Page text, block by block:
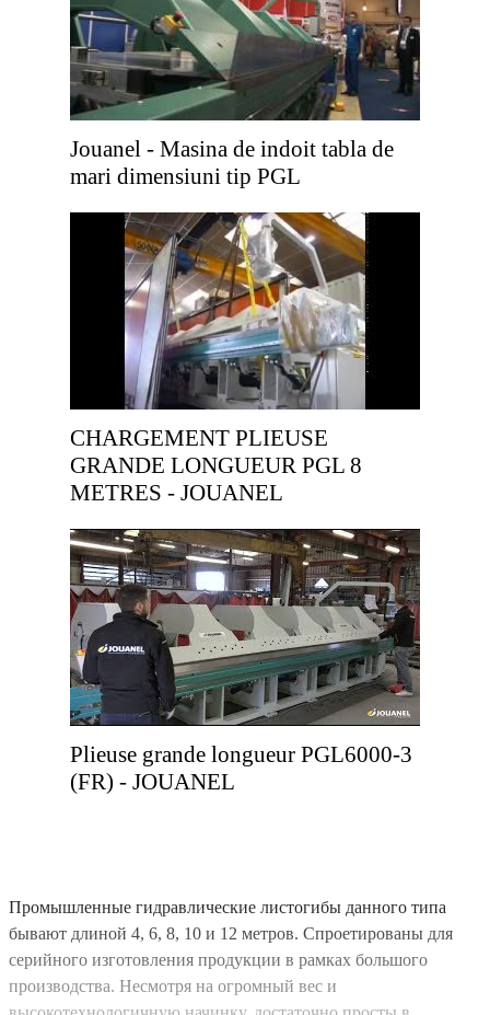
Промышленные гидравлические листогибы данного типа
бывают длиной 4, 6, 8, 10 и 12 метров. Спроетированы для
серийного изготовления продукции в рамках большого
производства. Несмотря на огромный вес и
Jouanel - Masina de indoit tabla de
mari dimensiuni tip PGL
CHARGEMENT PLIEUSE
GRANDE LONGUEUR PGL 8
METRES - JOUANEL
Plieuse grande longueur PGL6000-3
(FR) - JOUANEL